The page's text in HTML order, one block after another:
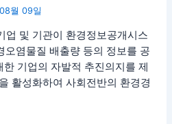
월 09일
업 및 기관이 환경정보공개시스
염물질 배출량 등의 정보를 공
기업의 자발적 추진의지를 제
활성화하여 사회전반의 환경경